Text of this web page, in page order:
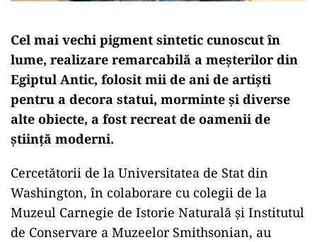
Cel mai vechi pigment sintetic cunoscut în
lume, realizare remarcabilă a meșterilor din
Egiptul Antic, folosit mii de ani de artiști
pentru a decora statui, morminte și diverse
alte obiecte, a fost recreat de oamenii de
știință moderni.
Cercetătorii de la Universitatea de Stat din
Washington, în colaborare cu colegii de la
Muzeul Carnegie de Istorie Naturală și Institutul
de Conservare a Muzeelor Smithsonian, au